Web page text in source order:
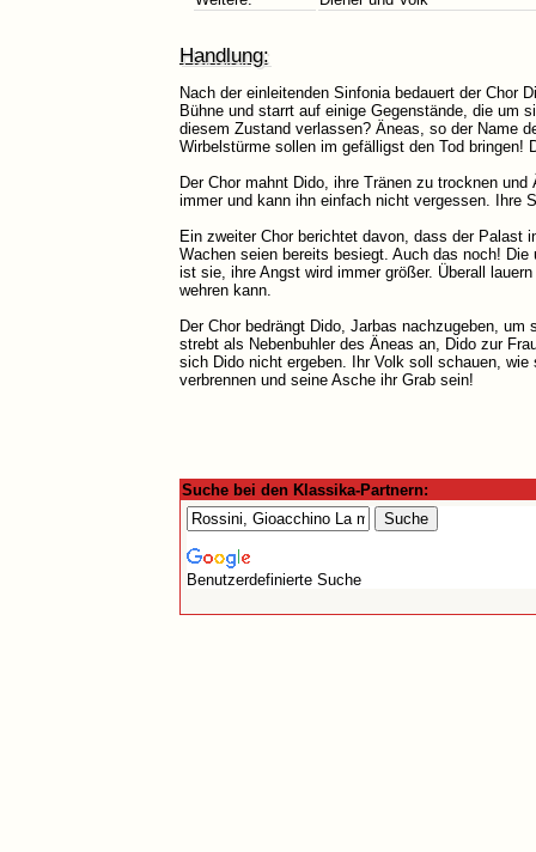
Handlung:
Nach der einleitenden Sinfonia bedauert der Chor
Bühne und starrt auf einige Gegenstände, die um
diesem Zustand verlassen? Äneas, so der Name
Wirbelstürme sollen im gefälligst den Tod
Der Chor mahnt Dido, ihre Tränen zu trocknen
immer und kann ihn einfach nicht vergessen. Ihre
Ein zweiter Chor berichtet davon, dass der Palast
Wachen seien bereits besiegt. Auch das noch!
ist sie, ihre Angst wird immer größer. Überall
wehren kann.
Der Chor bedrängt Dido, Jarbas nachzugeben,
strebt als Nebenbuhler des Äneas an, Dido zur
sich Dido nicht ergeben. Ihr Volk soll schauen,
verbrennen und seine Asche ihr Grab sein!
Suche bei den Klassika-Partnern:
Benutzerdefinierte Suche